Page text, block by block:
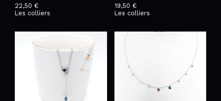
22,50 €
Les colliers
19,50 €
Les colliers